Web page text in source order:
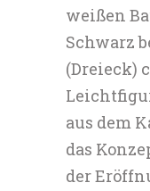
weißen
Schwarz
(Dreieck)
aus dem
das
der